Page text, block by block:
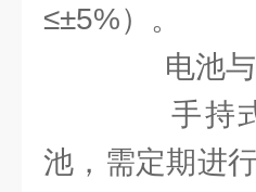
≤±5%）。
电池与
手持式
池，需定期进